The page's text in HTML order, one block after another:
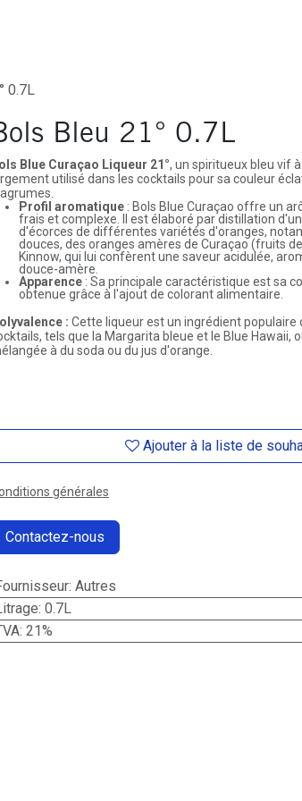
0.7L
Bleu 21° 0.7L
Blue Curaçao Liqueur 21°, un spiritueux bleu vif
utilisé dans les cocktails pour sa couleur
Profil aromatique: Bols Blue Curaçao offre un
frais et complexe. Il est élaboré par distillation
d'écorces de différentes variétés d'oranges,
douces, des oranges amères de Curaçao (fruits
Kinnow, qui lui confèrent une saveur acidulée,
douce-amère.
Apparence : Sa principale caractéristique est sa
obtenue grâce à l'ajout de colorant alimentaire.
: Cette liqueur est un ingrédient populaire
tels que la Margarita bleue et le Blue Hawaii,
à du soda ou du jus d'orange.
Ajouter à la liste de
générales
Contactez-nous
: Autres
: 0.7L
: 21%